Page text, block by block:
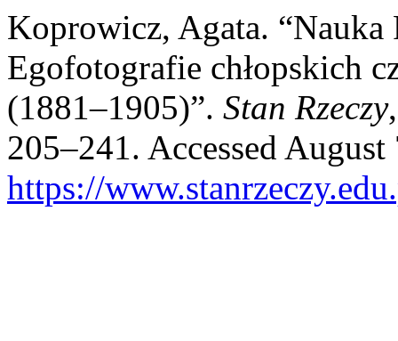
Koprowicz, Agata. “Nauka
Egofotografie chłopskich
(1881–1905)”. Stan Rzeczy
205–241. Accessed
https://